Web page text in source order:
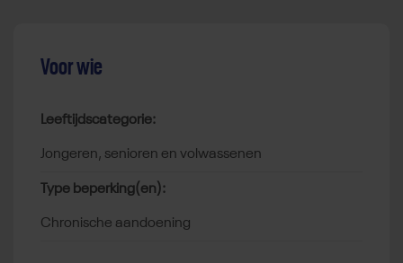
Voor wie
Leeftijdscategorie:
jongeren, senioren en volwassenen
Type beperking(en):
chronische aandoening